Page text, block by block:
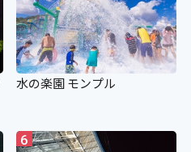
水の楽園 モンプル
6